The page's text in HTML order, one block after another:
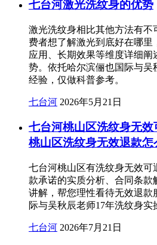
七台河激光洗纹身的优势
激光洗纹身相比其他方法有不
费者想了解激光到底好在哪
应用、长期效果等维度详细阐
势。依托哈尔滨俪也国际与吴
经验，仅做科普参考。
七台河 2026年5月21日
七台河桃山区洗纹身无
桃山区洗纹身无效退款怎
七台河桃山区有洗纹身无效可
款承诺的实质分析、合同条款
讲解，帮您理性看待无效退款
际与吴秋辰老师17年洗纹身实
七台河 2026年7月21日